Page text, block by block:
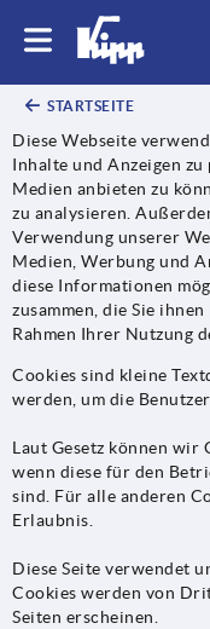
STARTSEITE
Diese Webseite
Inhalte und Anzeigen
Medien anbieten zu
zu analysieren.
Verwendung unserer
Medien, Werbung und
diese Informationen
zusammen, die Sie
Rahmen Ihrer Nutzung
Cookies sind kleine
werden, um die
Laut Gesetz können wir
wenn diese für den
sind. Für alle anderen
Erlaubnis.
Diese Seite verwendet
Cookies werden von
Seiten erscheinen.